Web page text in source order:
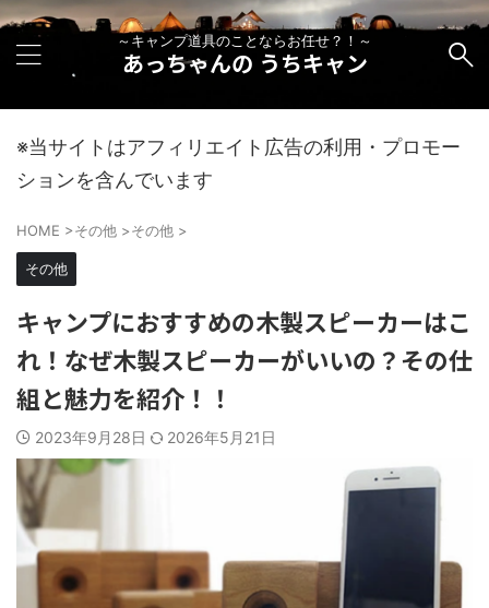
～キャンプ道具のことならお任せ？！～
あっちゃんの うちキャン
※当サイトはアフィリエイト広告の利用・プロモー
ションを含んでいます
HOME >その他 >その他 >
その他
キャンプにおすすめの木製スピーカーはこ
れ！なぜ木製スピーカーがいいの？その仕
組と魅力を紹介！！
2023年9月28日 2026年5月21日